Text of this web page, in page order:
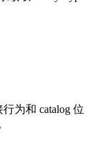
为和 catalog 位